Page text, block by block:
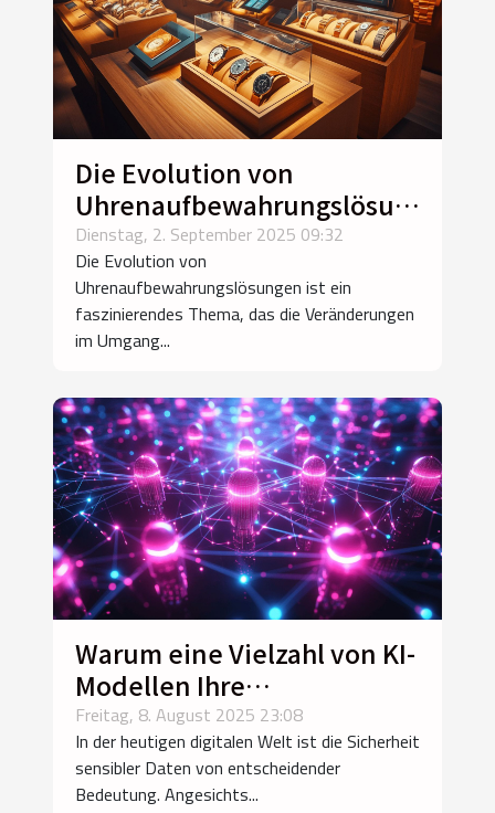
Die Evolution von
Uhrenaufbewahrungslösungen
im Laufe der Zeit
Dienstag, 2. September 2025 09:32
Die Evolution von
Uhrenaufbewahrungslösungen ist ein
faszinierendes Thema, das die Veränderungen
im Umgang...
Warum eine Vielzahl von KI-
Modellen Ihre
Datensicherheit verbessern
könnte
Freitag, 8. August 2025 23:08
In der heutigen digitalen Welt ist die Sicherheit
sensibler Daten von entscheidender
Bedeutung. Angesichts...